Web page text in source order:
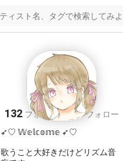
やしろ ɞ*
132 フォロワー138 フォロー
➶♡ 𝕎𝕖𝕝𝕔𝕠𝕞𝕖 ➶♡
歌うこと大好きだけどリズム音